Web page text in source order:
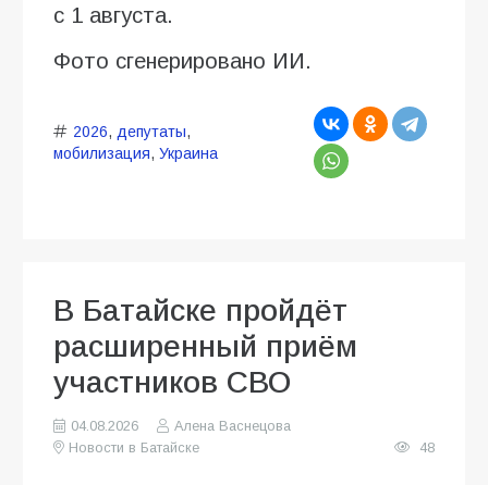
с 1 августа.
Фото сгенерировано ИИ.
2026, депутаты,
мобилизация, Украина
В Батайске пройдёт
расширенный приём
участников СВО
04.08.2026
Алена Васнецова
Новости в Батайске
48